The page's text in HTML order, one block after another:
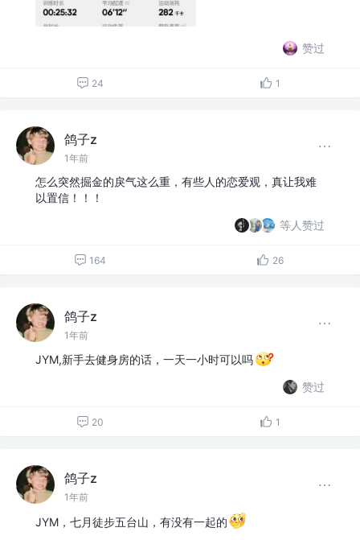
赞过
24 1
鸽子z
1年前
怎么突然掘金的戾气这么重，有些人的恋爱观，真让我难
以置信！！！
等人赞过
164 26
鸽子z
1年前
JYM,新手去健身房的话，一天一小时可以吗
赞过
20 1
鸽子z
1年前
JYM，七月徒步五台山，有没有一起的